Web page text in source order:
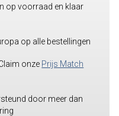
op voorraad en klaar
op alle bestellingen
onze Prijs Match
door meer dan